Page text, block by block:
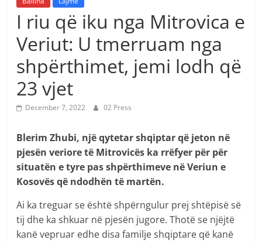
I riu që iku nga Mitrovica e
Veriut: U tmerruam nga
shpërthimet, jemi lodh që
23 vjet
December 7, 2022 02 Press
Blerim Zhubi, një qytetar shqiptar që jeton në
pjesën veriore të Mitrovicës ka rrëfyer për për
situatën e tyre pas shpërthimeve në Veriun e
Kosovës që ndodhën të martën.
Ai ka treguar se është shpërngulur prej shtëpisë së
tij dhe ka shkuar në pjesën jugore. Thotë se njëjtë
kanë vepruar edhe disa familje shqiptare që kanë